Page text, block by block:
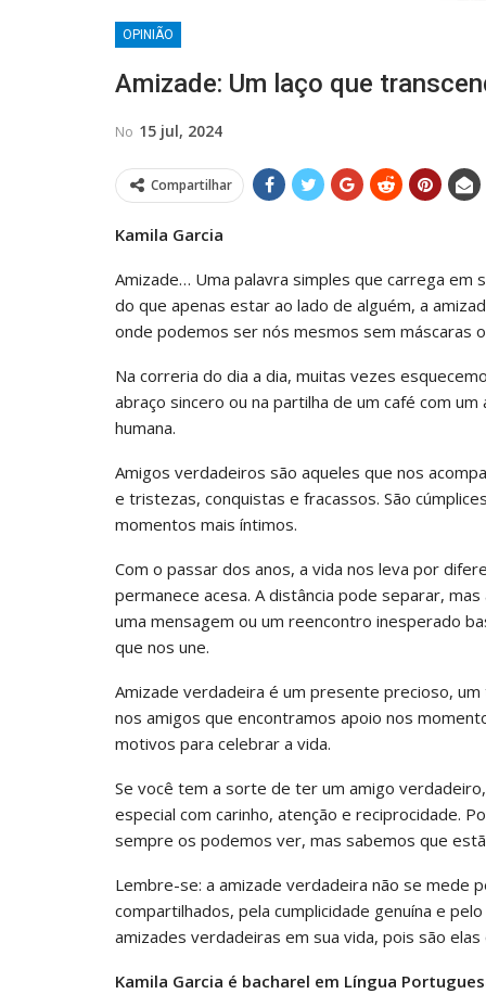
OPINIÃO
Amizade: Um laço que
No 15 jul, 2024
Compartilhar
Kamila Garcia
Amizade… Uma palavra simples que carrega em
do que apenas estar ao lado de alguém, a
onde podemos ser nós mesmos sem máscaras
Na correria do dia a dia, muitas vezes
abraço sincero ou na partilha de um café com
humana.
Amigos verdadeiros são aqueles que nos
e tristezas, conquistas e fracassos. São
momentos mais íntimos.
Com o passar dos anos, a vida nos leva por
permanece acesa. A distância pode separar,
uma mensagem ou um reencontro inesperado
que nos une.
Amizade verdadeira é um presente precioso,
nos amigos que encontramos apoio nos
motivos para celebrar a vida.
Se você tem a sorte de ter um amigo
especial com carinho, atenção e reciprocidade.
sempre os podemos ver, mas sabemos que
Lembre-se: a amizade verdadeira não se mede
compartilhados, pela cumplicidade genuína e
amizades verdadeiras em sua vida, pois são
Kamila Garcia é bacharel em Língua